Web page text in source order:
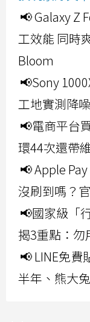
📢 Galaxy Z
工效能 同時
Bloom
📢Sony
工地實測降
📢電商平台
環44次還帶
📢 Apple
沒刷到嗎？
📢國家級「
揭3重點：
📢 LINE免費
半年、熊大